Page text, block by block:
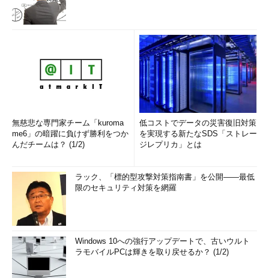
無慈悲な専門家チーム「kuroma
me6」の暗躍に負けず勝利をつか
んだチームは？ (1/2)
低コストでデータの災害復旧対策
を実現する新たなSDS「ストレー
ジレプリカ」とは
ラック、「標的型攻撃対策指南書」を公開――最低
限のセキュリティ対策を網羅
Windows 10への強行アップデートで、古いウルト
ラモバイルPCは輝きを取り戻せるか？ (1/2)